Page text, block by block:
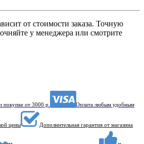
от стоимости заказа. Точную
у менеджера или смотрите
покупке от 3000 р. Оплата любым удобным
цены Дополнительная гарантия от магазина